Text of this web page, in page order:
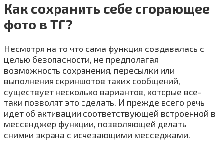
Как сохранить себе сгорающее
фото в ТГ?
Несмотря на то что сама функция создавалась с
целью безопасности, не предполагая
возможность сохранения, пересылки или
выполнения скриншотов таких сообщений,
существует несколько вариантов, которые все-
таки позволят это сделать. И прежде всего речь
идет об активации соответствующей встроенной в
мессенджер функции, позволяющей делать
снимки экрана с исчезающими месседжами.